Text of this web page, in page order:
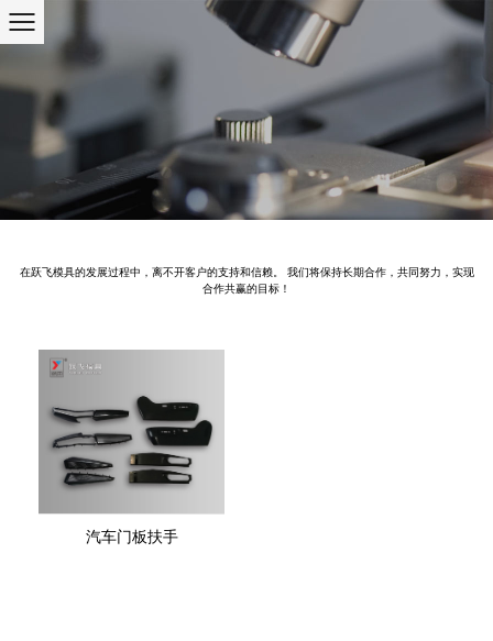
在跃飞模具的发展过程中，离不开客户的支持和信赖。 我们将保持长期合作，共同努力，实现
合作共赢的目标！
汽车门板扶手